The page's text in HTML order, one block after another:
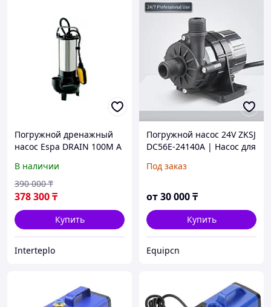
Погружной дренажный
насос Espa DRAIN 100M A
В наличии
378 300₸
390 000 ₸
Купить
Interteplo
Погружной насос 24V ZKSJ
DC56E-24140A | Насос для
Под заказ
от30 000₸
Купить
Equipcn